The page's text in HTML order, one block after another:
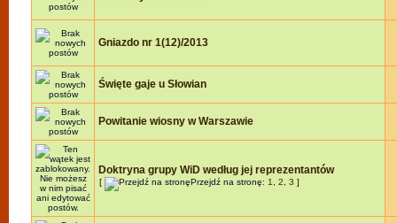
Gniazdo nr 1(12)/2013
Święte gaje u Słowian
Powitanie wiosny w Warszawie
Doktryna grupy WiD według jej reprezentantów
[ Przejdź na stronę: 1 2 3 ]